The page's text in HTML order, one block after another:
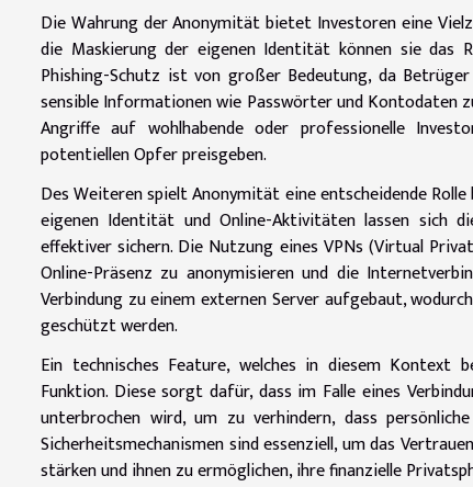
Die Wahrung der Anonymität bietet Investoren eine
die Maskierung der eigenen Identität können sie das
Phishing-Schutz ist von großer Bedeutung, da
sensible Informationen wie Passwörter und Kontodaten
Angriffe auf wohlhabende oder professionelle
potentiellen Opfer preisgeben.
Des Weiteren spielt Anonymität eine entscheidende
eigenen Identität und Online-Aktivitäten lassen sich
effektiver sichern. Die Nutzung eines VPNs (Virtual
Online-Präsenz zu anonymisieren und die
Verbindung zu einem externen Server aufgebaut,
geschützt werden.
Ein technisches Feature, welches in diesem Kontext
Funktion. Diese sorgt dafür, dass im Falle eines
unterbrochen wird, um zu verhindern, dass
Sicherheitsmechanismen sind essenziell, um das
stärken und ihnen zu ermöglichen, ihre finanzielle